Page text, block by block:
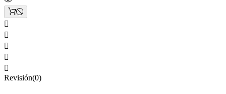





Revisión(0)